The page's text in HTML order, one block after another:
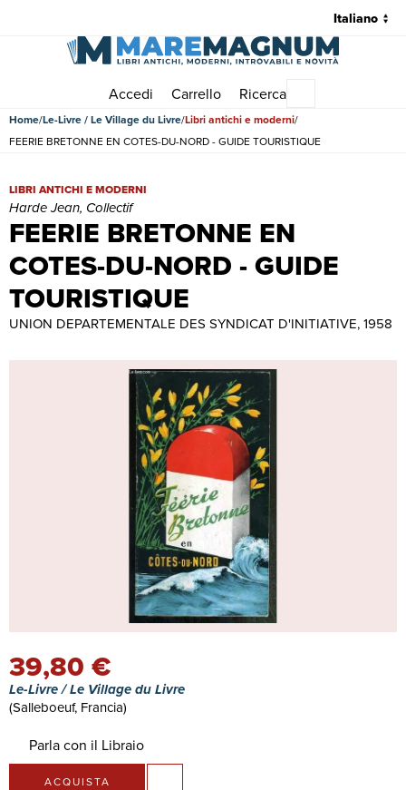
Accedi Carrello Ricerca
Home Le-Livre / Le Village du Livre Libri antichi e moderni
FEERIE BRETONNE EN COTES-DU-NORD - GUIDE TOURISTIQUE
FEERIE BRETONNE EN
COTES-DU-NORD - GUIDE
TOURISTIQUE
FEERIE BRETONNE EN COTES-DU-NORD - GUIDE
LIBRI ANTICHI E MODERNI
Harde Jean, Collectif
UNION DEPARTEMENTALE DES SYNDICAT D'INITIATIVE, 1958
39,80 €
Le-Livre / Le Village du Livre
(Salleboeuf, Francia)
Parla con il Libraio
ACQUISTA